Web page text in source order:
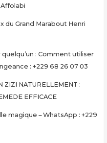
du Grand Marabout Henri
: Comment utiliser
: +229 68 26 07 03
ZIZI NATURELLEMENT :
EFFICACE
magique – WhatsApp : +229